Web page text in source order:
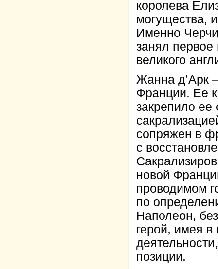
королева
могущества,
Именно
занял
великого
Жанна д’Арк
Франции. Ее
закрепило ее
сопряжен в
с
новой
проводимом
по
Наполеон,
герой, имея в
позиции.